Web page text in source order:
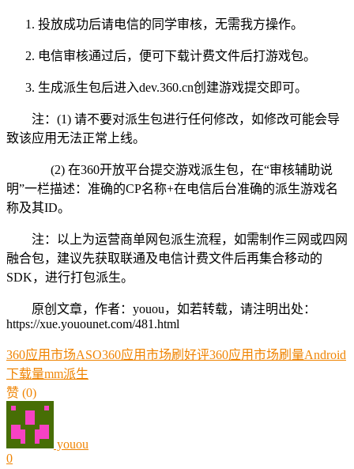
投放成功后请电信的同学审核，无需我方操作。
电信审核通过后，便可下载计费文件后打游戏包。
生成派生包后进入dev.360.cn创建游戏提交即可。
注：(1) 请不要对派生包进行任何修改，如修改可能会导
致该应用无法正常上线。
(2) 在360开放平台提交游戏派生包，在“审核辅助说
明”一栏描述：准确的CP名称+在电信后台准确的派生游戏名
称及其ID。
注：以上为运营商单网包派生流程，如需制作三网或四网
融合包，建议先获取联通及电信计费文件后再集合移动的
SDK，进行打包派生。
原创文章，作者：youou，如若转载，请注明出处：
https://xue.youounet.com/481.html
360应用市场ASO360应用市场刷好评360应用市场刷量Android
下载量mm派生
赞 (0)
youou
0